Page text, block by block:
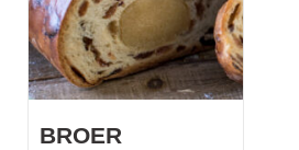
BROER